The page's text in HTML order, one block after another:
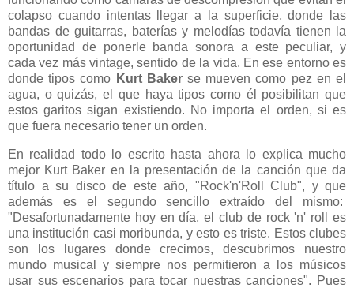
colapso cuando intentas llegar a la superficie, donde las
bandas de guitarras, baterías y melodías todavía tienen la
oportunidad de ponerle banda sonora a este peculiar, y
cada vez más vintage, sentido de la vida. En ese entorno es
donde tipos como Kurt Bakerse mueven como pez en el
agua, o quizás, el que haya tipos como él posibilitan que
estos garitos sigan existiendo. No importa el orden, si es
que fuera necesario tener un orden.
En realidad todo lo escrito hasta ahora lo explica mucho
mejor Kurt Baker en la presentación de la canción que da
título a su disco de este año, "Rock'n'Roll Club", y que
además es el segundo sencillo extraído del mismo:
"Desafortunadamente hoy en día, el club de rock 'n' roll es
una institución casi moribunda, y esto es triste. Estos clubes
son los lugares donde crecimos, descubrimos nuestro
mundo musical y siempre nos permitieron a los músicos
usar sus escenarios para tocar nuestras canciones". Pues